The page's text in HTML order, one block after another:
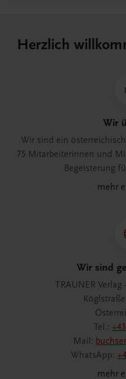
Herzlich
Wir
Wir sind ein
75 Mitarbeiterinnen und
Begeisterung
mehr
Wir sind
TRAUNER
Tel.:
Mail:
WhatsApp:
mehr